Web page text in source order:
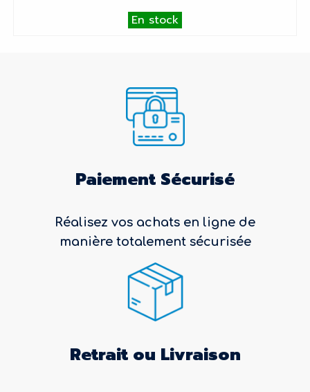
En stock
Paiement Sécurisé
Réalisez vos achats en ligne de
manière totalement sécurisée
Retrait ou Livraison